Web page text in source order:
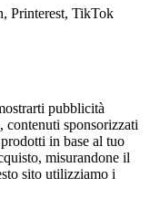
Printerest, TikTok
pubblicità
contenuti sponsorizzati
in base al tuo
misurandone il
sito utilizziamo i